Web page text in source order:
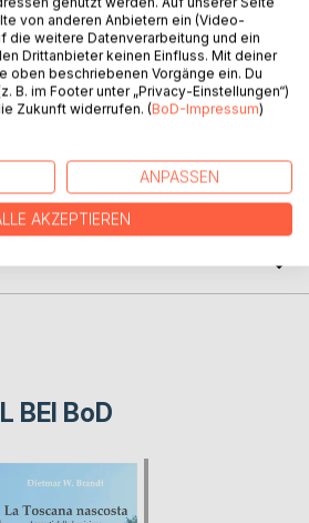
secrets of Lunigiana, the author
a personal journey through this
truly inspiring region.
BEI BoD
von anderen Anbietern ein (Video-
die weitere Datenverarbeitung und ein
Drittanbieter keinen Einfluss. Mit deiner
oben beschriebenen Vorgänge ein. Du
B. im Footer unter „Privacy-Einstellungen“)
Zukunft widerrufen. (BoD-Impressum)
ANPASSEN
AKZEPTIEREN